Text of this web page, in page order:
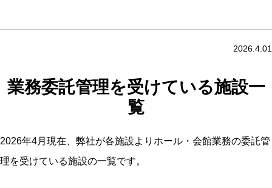
2026.4.01
業務委託管理を受けている施設一
覧
2026年4月現在、弊社が各施設よりホール・会館業務の委託管
理を受けている施設の一覧です。